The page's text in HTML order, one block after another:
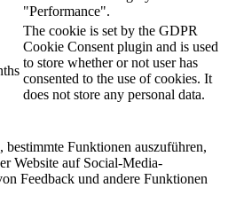
"Performance".
The cookie is set by the GDPR
Cookie Consent plugin and is used
to store whether or not user has
consented to the use of cookies. It
does not store any personal data.
Funktionen auszuführen,
Website auf Social-Media-
Feedback und andere Funktionen